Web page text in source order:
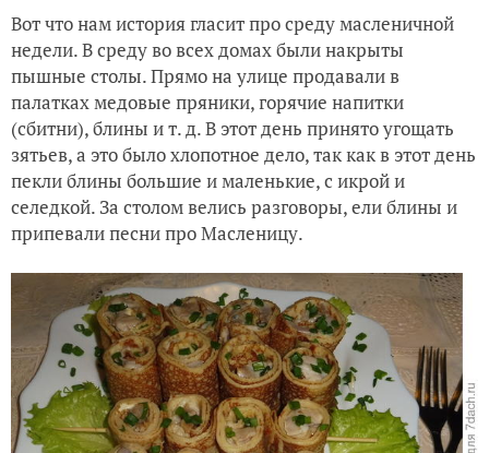
Вот что нам история гласит про среду масленичной
недели. В среду во всех домах были накрыты
пышные столы. Прямо на улице продавали в
палатках медовые пряники, горячие напитки
(сбитни), блины и т. д. В этот день принято угощать
зятьев, а это было хлопотное дело, так как в этот день
пекли блины большие и маленькие, с икрой и
селедкой. За столом велись разговоры, ели блины и
припевали песни про Масленицу.